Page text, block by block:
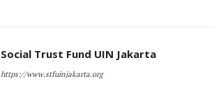
Social Trust Fund UIN Jakarta
https://www.stfuinjakarta.org